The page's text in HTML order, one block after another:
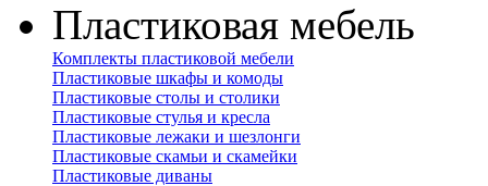
Пластиковая мебель
Комплекты пластиковой мебели
Пластиковые шкафы и комоды
Пластиковые столы и столики
Пластиковые стулья и кресла
Пластиковые лежаки и шезлонги
Пластиковые скамьи и скамейки
Пластиковые диваны